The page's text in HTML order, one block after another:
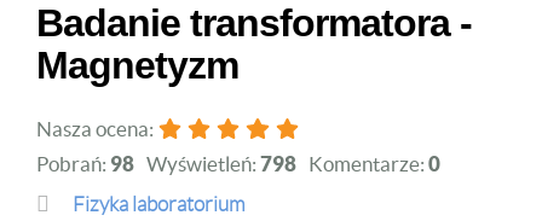
Badanie transformatora -
Magnetyzm
Nasza ocena:
Pobrań: 98 Wyświetleń: 798 Komentarze: 0
fizyka laboratorium